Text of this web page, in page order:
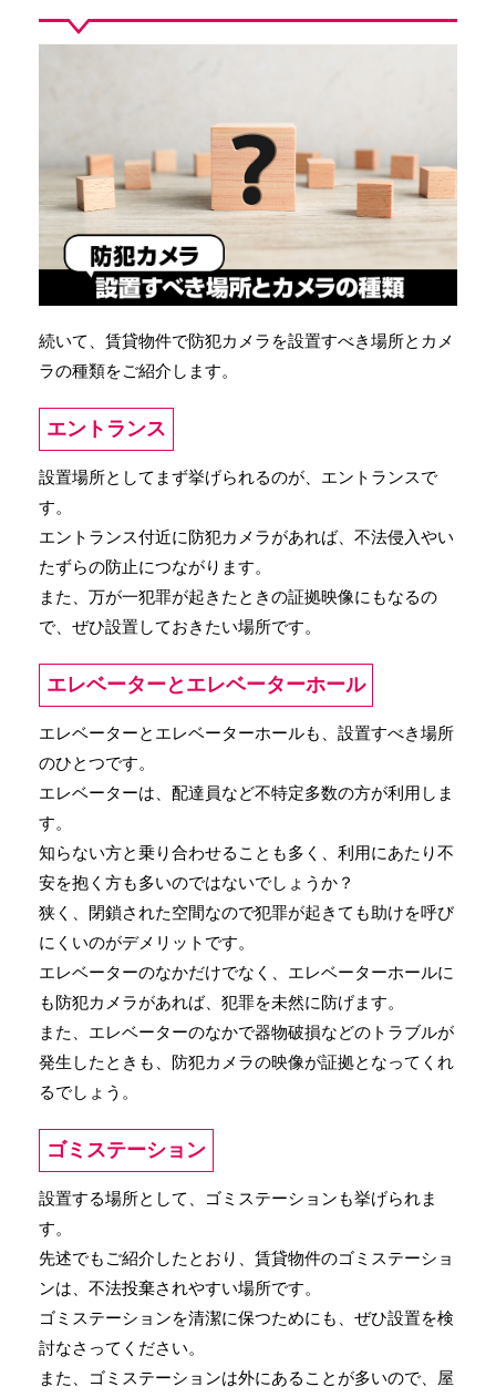
続いて、賃貸物件で防犯カメラを設置すべき場所とカメ
ラの種類をご紹介します。
エントランス
設置場所としてまず挙げられるのが、エントランスで
す。
エントランス付近に防犯カメラがあれば、不法侵入やい
たずらの防止につながります。
また、万が一犯罪が起きたときの証拠映像にもなるの
で、ぜひ設置しておきたい場所です。
エレベーターとエレベーターホール
エレベーターとエレベーターホールも、設置すべき場所
のひとつです。
エレベーターは、配達員など不特定多数の方が利用しま
す。
知らない方と乗り合わせることも多く、利用にあたり不
安を抱く方も多いのではないでしょうか？
狭く、閉鎖された空間なので犯罪が起きても助けを呼び
にくいのがデメリットです。
エレベーターのなかだけでなく、エレベーターホールに
も防犯カメラがあれば、犯罪を未然に防げます。
また、エレベーターのなかで器物破損などのトラブルが
発生したときも、防犯カメラの映像が証拠となってくれ
るでしょう。
ゴミステーション
設置する場所として、ゴミステーションも挙げられま
す。
先述でもご紹介したとおり、賃貸物件のゴミステーショ
ンは、不法投棄されやすい場所です。
ゴミステーションを清潔に保つためにも、ぜひ設置を検
討なさってください。
また、ゴミステーションは外にあることが多いので、屋